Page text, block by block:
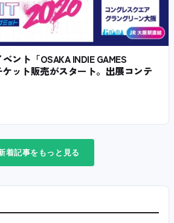
ント「OSAKA INDIE GAMES
ケット販売がスタート。出展コンテ
着記事をもっと見る